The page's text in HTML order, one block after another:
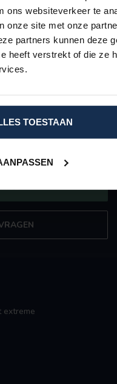
ons websiteverkeer te
onze site met onze
partners kunnen deze
heeft verstrekt of die ze
TOESTAAN
te woord.
en
extreme